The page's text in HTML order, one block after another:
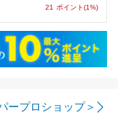
21 ポイント(1%)
ープロショップ＞